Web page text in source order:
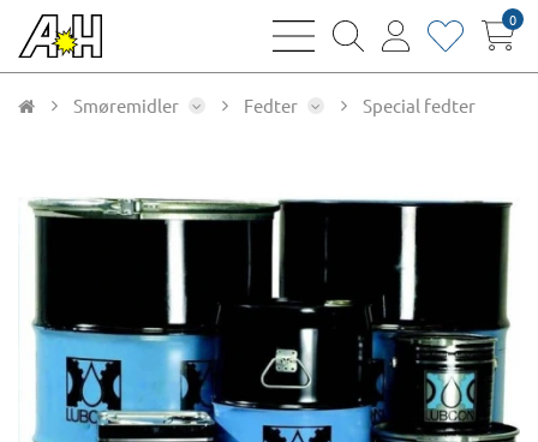
bars
magnifying
user
heart0
Smøremidler Fedter Special fedter